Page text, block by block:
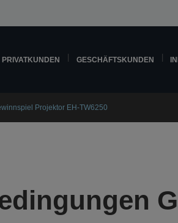
PRIVATKUNDEN GESCHÄFTSKUNDEN
Projektor EH-TW6250